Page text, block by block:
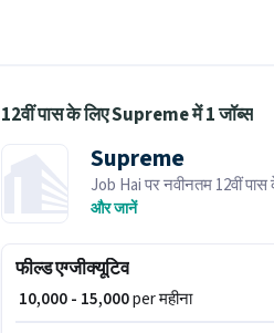
12वीं पास के लिए Supreme में 1 जॉब्स
Supreme
Job Hai पर नवीनतम 12वीं
के पास आपके क्षेत्र में तत्काल
और जानें
फील्ड एग्जीक्यूटिव
₹ 10,000 - 15,000per महीना